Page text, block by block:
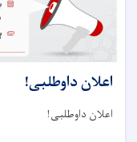
اعلان داوطلبی!
اعلان داوطلبی!